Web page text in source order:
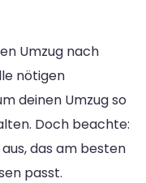
Umzug nach
nötigen
deinen Umzug so
Doch beachte:
das am besten
passt.